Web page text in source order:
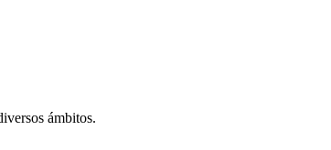
ámbitos.